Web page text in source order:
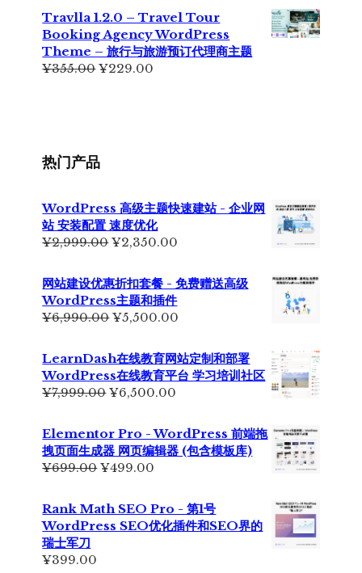
为：
¥699.00。
格
为：
¥399.00。
Travlla 1.2.0 – Travel Tour
Booking Agency WordPress
Theme – 旅行与旅游预订代理商主题
¥355.00原
¥229.00
热门产品
WordPress 高级主题快速建站 - 企业网
站 安装配置 速度优化
¥2,999.00原
为：
¥2,999.00。
¥2,350.00
价
格
为：
网站建设优惠折扣套餐 - 免费赠送高级
WordPress主题和插件
¥6,990.00原
为：
¥6,990.00。
¥5,500.00
价
格
为：
LearnDash在线教育网站定制和部署
WordPress在线教育平台 学习培训社区
¥7,999.00原
为：
¥7,999.00。
¥6,500.00
价
格
为：
Elementor Pro - WordPress 前端拖
拽页面生成器 网页编辑器 (包含模板库)
¥699.00原
为：
¥699.00。
¥499.00
价
格
为：
Rank Math SEO Pro - 第1号
WordPress SEO优化插件和SEO界的
瑞士军刀
¥399.00